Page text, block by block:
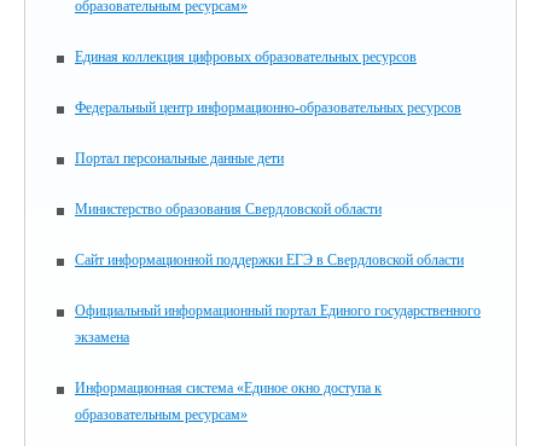
образовательным ресурсам»
Единая коллекция цифровых образовательных ресурсов
Федеральный центр информационно-образовательных ресурсов
Портал персональные данные дети
Министерство образования Свердловской области
Сайт информационной поддержки ЕГЭ в Свердловской области
Официальный информационный портал Единого государственного
экзамена
Информационная система «Единое окно доступа к
образовательным ресурсам»